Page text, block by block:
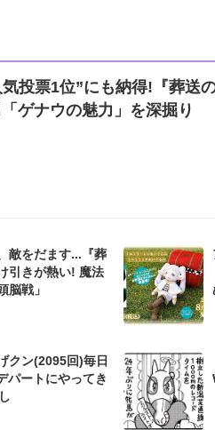
投票1位”にも納得!『葬送
ゲナウの魅力」を深掘り
敵をだます...『葬
引きが熱い! 魔法
脳戦」
クン(2095回)毎日
パートにやってき